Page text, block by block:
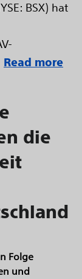
BSX) hat
Read more
die
Folge
und